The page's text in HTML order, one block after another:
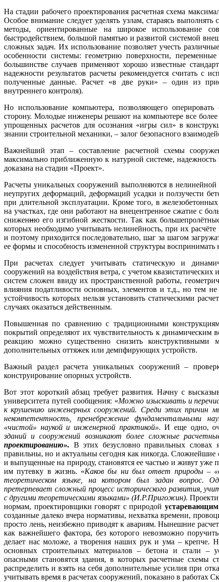
На стадии рабочего проектирования расчетная схема
Особое внимание следует уделять узлам, стараясь
методы, ориентированные на широкое использование
быстродействием, большой памятью и развитой системой
сложных задач. Их использование позволяет учесть
особенности системы: геометрию поверхности,
большинстве случаев применяют хорошо известные
надежности результатов расчеты рекомендуется считать с
полученные данные. Расчет «в две руки» – один из
внутреннего контроля).
Но использование компьютера, позволяющего
сторону. Молодые инженеры решают на компьютере все
упрощенных расчетов для осознания «игры сил» в
знании строительной механики, – залог безопасного
Важнейший этап – составление расчетной схемы
максимально приближенную к натурной системе,
доказана на стадии «Проект».
Расчеты уникальных сооружений выполняются в нелинейной
неупругих деформаций, деформаций усадки и ползучести
при длительной эксплуатации. Кроме того, в
на участках, где они работают на внецентренное сжатие с
снижению его изгибной жесткости. Так как
которых необходимо учитывать нелинейность, при их
и поэтому приходится последовательно, шаг за шагом
ее формы и способность измененной структуры
При расчетах следует учитывать статическую и
сооружений на воздействия ветра, с учетом
систем сложен ввиду их пространственной работы,
влияния податливости основных, элементов и т.д., но тем
устойчивость которых нельзя установить статическими
случаях оказаться действенным.
Повышенная по сравнению с традиционными
покрытий определяют их чувствительность к динамическим
реакцию можно существенно снизить конструктивными
дополнительных оттяжек или демпфирующих устройств.
Важный раздел расчета уникальных сооружений –
конструирование опорных устройств.
Вот этот короткий абзац требует развития. Начну с
университета путей сообщения: «Можно изыскивать и
к крушению инженерных сооружений. Среди этих причин
некомпетентность, пренебрежение фундаментальными
«чистой» наукой и инженерной практикой».И еще одно,
зданий и сооружений возникают более сложные
проектированию». В этих безусловно правильных
правильны, но и актуальны сегодня как никогда.
и выпущенные на природу, становятся ее частью и живут уже
им путевку в жизнь. «Каков бы ни был ответ природы –
теоретическом языке, на котором был задан вопрос.
претерпевает сложный процесс исторического развития,
с другими теоретическими языками» (И.Р.Пригожин).
нормам, проектировщики говорят с природой
созданные далеко вчера нормативы, нехватка времени,
просто лень, неизбежно приводят к авариям. Нынешние
как важнейшего фактора, без которого невозможно
делает нас моложе, а творения наших рук и ума – крепче.
основных строительных материалов – бетона и стали –
опасными становятся здания, в которых расчетные схемы
распределить и взять на себя дополнительные усилия при
учитывать время в расчетах сооружений, показано в работах